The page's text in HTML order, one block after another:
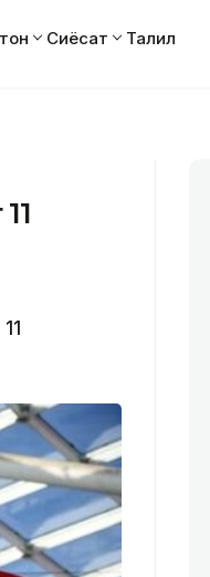
Сиёсат Таҳлил